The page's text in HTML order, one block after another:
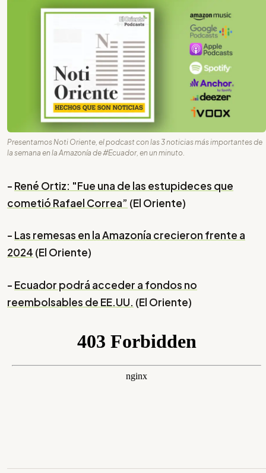
Presentamos Noti Oriente, el podcast con las 3 noticias más importantes de
la semana en la Amazonía de #Ecuador, en un minuto.
- René Ortiz: "Fue una de las estupideces que
cometió Rafael Correa” (El Oriente)
- Las remesas en la Amazonía crecieron frente a
2024 (El Oriente)
- Ecuador podrá acceder a fondos no
reembolsables de EE.UU. (El Oriente)